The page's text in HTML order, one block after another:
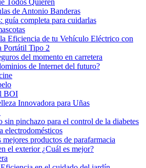
Todos Quieren
de Antonio Banderas
guía completa para cuidarlas
Eficiencia de tu Vehículo Eléctrico con
Portátil Tipo 2
del momento en carretera
de Internet del futuro?
BOI
Innovadora para Uñas
sin pinchazo para el control de la diabetes
electrodomésticos
productos de parafarmacia
el exterior ¿Cuál es mejor?